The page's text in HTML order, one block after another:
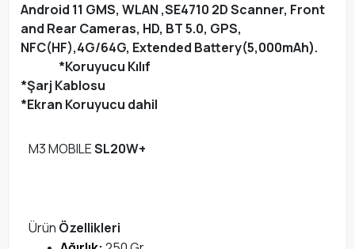
Android 11 GMS, WLAN ,SE4710 2D Scanner, Front
and Rear Cameras, HD, BT 5.0, GPS,
NFC(HF),4G/64G, Extended Battery(5,000mAh).
*Koruyucu Kılıf
*Şarj Kablosu
*Ekran Koruyucu dahil
M3 MOBILESL20W+
Ürün Özellikleri